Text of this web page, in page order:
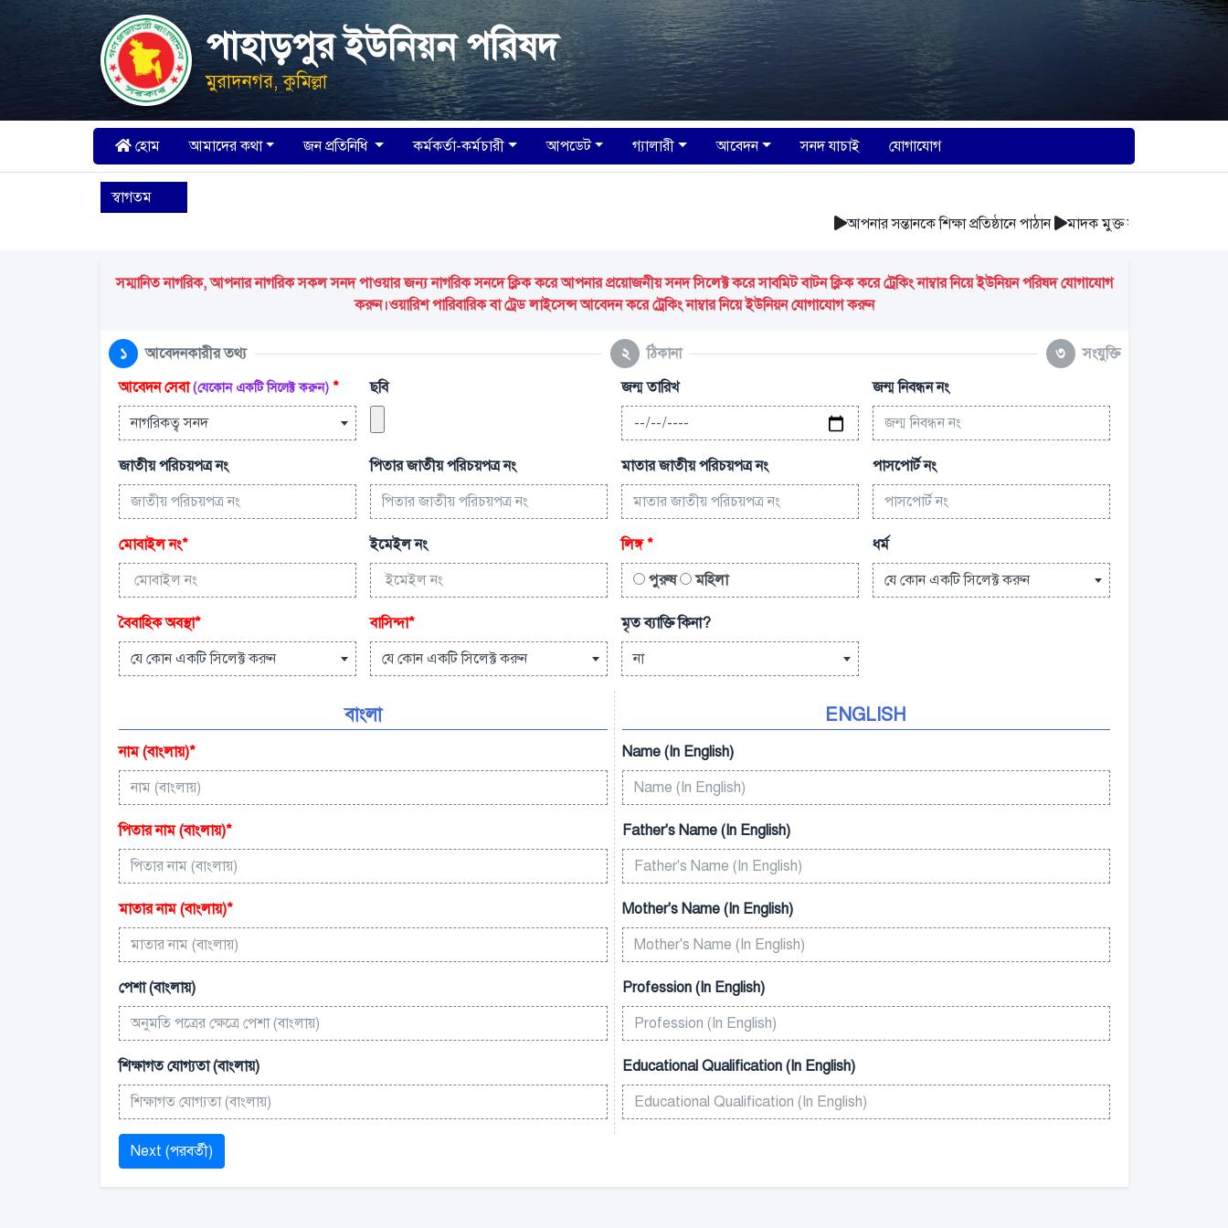
পাহাড়পুর ইউনিয়ন পরিষদ
মুরাদনগর, কুমিল্লা
হোম আমাদের কথা জন প্রতিনিধি কর্মকর্তা-কর্মচারী আপডেট গ্যালারী আবেদন সনদ যাচাই যোগাযোগ
স্বাগতম
আপনার সন্তানকে শিক্ষা প্রতিষ্ঠানে পাঠান
মাদক মুক্ত সমাজ গঠন করুন
সম্মানিত নাগরিক, আপনার নাগরিক সকল সনদ পাওয়ার জন্য নাগরিক সনদে ক্লিক করে আপনার প্রয়োজনীয় সনদ সিলেক্ট করে সাবমিট বাটন ক্লিক করে ট্রেকিং নাম্বার নিয়ে ইউনিয়ন পরিষদ যোগাযোগ
করুন।ওয়ারিশ পারিবারিক বা ট্রেড লাইসেন্স আবেদন করে ট্রেকিং নাম্বার নিয়ে ইউনিয়ন যোগাযোগ করুন
১ আবেদনকারীর তথ্য ২ ঠিকানা ৩
সংযুক্তি
আবেদন সেবা(যেকোন একটি সিলেক্ট করুন) *
নাগরিকত্ব সনদ
ছবি জন্ম তারিখ জন্ম নিবন্ধন নং
জাতীয় পরিচয়পত্র নং পিতার জাতীয় পরিচয়পত্র নং মাতার জাতীয় পরিচয়পত্র নং পাসপোর্ট নং
মোবাইল নং* ইমেইল নং লিঙ্গ*
পুরুষ
মহিলা
ধর্ম
যে কোন একটি সিলেক্ট করুন
বৈবাহিক অবস্থা*
যে কোন একটি সিলেক্ট করুন
বাসিন্দা*
যে কোন একটি সিলেক্ট করুন
মৃত ব্যাক্তি কিনা?
না
বাংলা
নাম (বাংলায়)*
পিতার নাম (বাংলায়)*
মাতার নাম (বাংলায়)*
পেশা (বাংলায়)
শিক্ষাগত যোগ্যতা (বাংলায়)
ENGLISH
Name (In English)
Father's Name (In English)
Mother's Name (In English)
Profession (In English)
Educational Qualification (In English)
Next (পরবর্তী)